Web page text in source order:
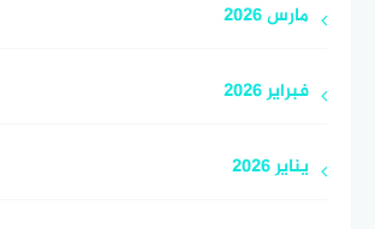
مارس 2026
فبراير 2026
يناير 2026